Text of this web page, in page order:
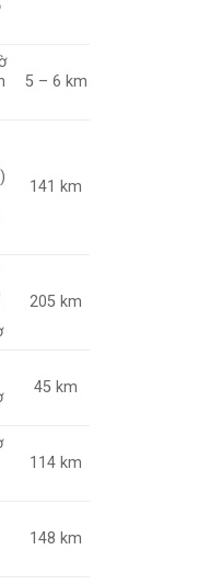
5 – 6 km
141 km
205 km
45 km
114 km
148 km